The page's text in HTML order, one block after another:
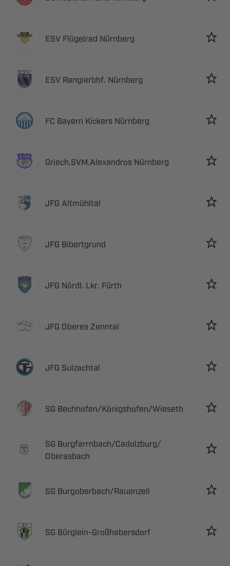
  
  
   
 
 
 
   
  
 
 ​​
 ​​

 ​
 ​